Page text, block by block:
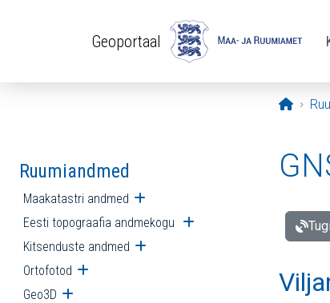
Geoportaal
Ruumiandmed
Maakatastri andmed Ava alammenüü
Eesti topograafia andmekogu Ava alammenüü
Kitsenduste andmed Ava alammenüü
Ortofotod Ava alammenüü
Geo3D Ava alammenüü